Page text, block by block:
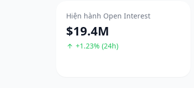
Hiện hành Open Interest
$19.4M
+1.23% (24h)